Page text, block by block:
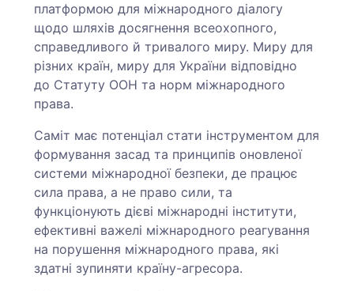
платформою для міжнародного діалогу
щодо шляхів досягнення всеохопного,
справедливого й тривалого миру. Миру для
різних країн, миру для України відповідно
до Статуту ООН та норм міжнародного
права.
Саміт має потенціал стати інструментом для
формування засад та принципів оновленої
системи міжнародної безпеки, де працює
сила права, а не право сили, та
функціонують дієві міжнародні інститути,
ефективні важелі міжнародного реагування
на порушення міжнародного права, які
здатні зупиняти країну-агресора.